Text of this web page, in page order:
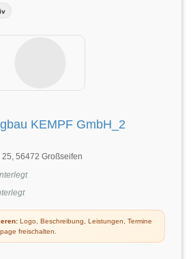
KEMPF GmbH_2
25, 56472 Großseifen
Logo, Beschreibung, Leistungen, Termine
freischalten.